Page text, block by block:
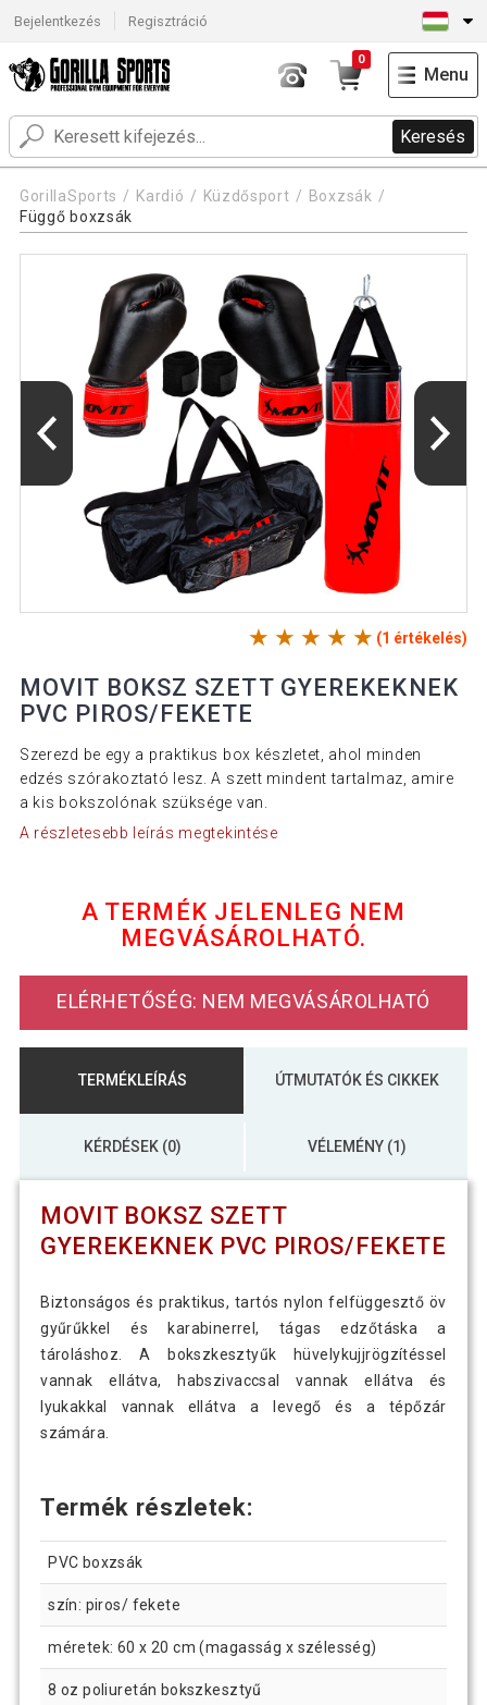
Bejelentkezés Regisztráció
Keresés
0
Menu
GorillaSports Kardió Küzdősport
Boxzsák
Függő boxzsák
(1 értékelés)
MOVIT BOKSZ SZETT GYEREKEKNEK
PVC PIROS/FEKETE
Szerezd be egy a praktikus box készletet, ahol minden
edzés szórakoztató lesz. A szett mindent tartalmaz, amire
a kis bokszolónak szüksége van.
A részletesebb leírás megtekintése
A TERMÉK JELENLEG NEM
MEGVÁSÁROLHATÓ.
ELÉRHETŐSÉG: NEM MEGVÁSÁROLHATÓ
TERMÉKLEÍRÁS ÚTMUTATÓK ÉS CIKKEK
KÉRDÉSEK (0) VÉLEMÉNY (1)
MOVIT BOKSZ SZETT
GYEREKEKNEK PVC PIROS/FEKETE
Biztonságos és praktikus, tartós nylon felfüggesztő öv
gyűrűkkel és karabinerrel, tágas edzőtáska a
tároláshoz. A bokszkesztyűk hüvelykujjrögzítéssel
vannak ellátva, habszivaccsal vannak ellátva és
lyukakkal vannak ellátva a levegő és a tépőzár
számára.
Termék részletek:
PVC boxzsák
szín: piros/ fekete
méretek: 60 x 20 cm (magasság x szélesség)
8 oz poliuretán bokszkesztyű